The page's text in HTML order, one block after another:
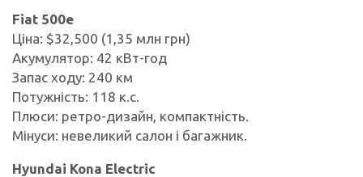
Fiat 500e
Ціна: $32,500 (1,35 млн грн)
Акумулятор: 42 кВт-год
Запас ходу: 240 км
Потужність: 118 к.с.
Плюси: ретро-дизайн, компактність.
Мінуси: невеликий салон і багажник.
Hyundai Kona Electric